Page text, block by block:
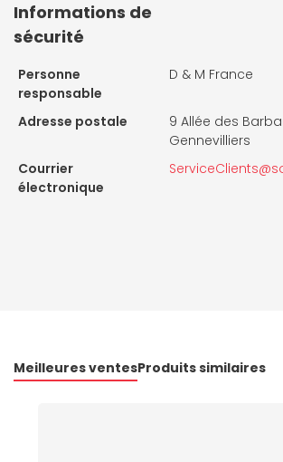
Informations de
sécurité
Personne
responsable
D & M France
Adresse postale
9 Allée des
Gennevilliers
Courrier
électronique
Meilleures ventesProduits similaires